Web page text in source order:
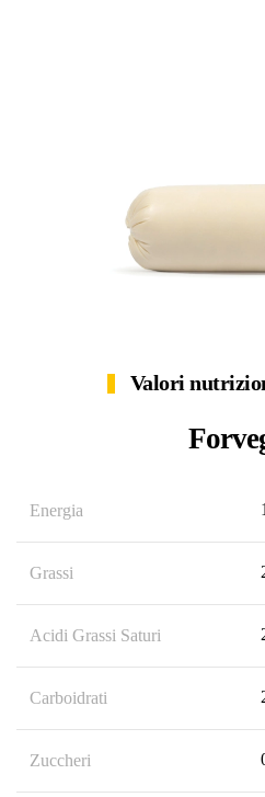
Valori
Energia
Grassi
Acidi Grassi Saturi
Carboidrati
Zuccheri